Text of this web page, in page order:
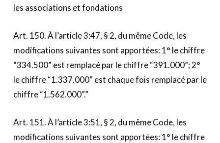
les associations et fondations
Art. 150. À l’article 3:47, § 2, du même Code, les
modifications suivantes sont apportées: 1° le chiffre
“334.500” est remplacé par le chiffre “391.000”; 2°
le chiffre “1.337.000” est chaque fois remplacé par le
chiffre “1.562.000”.”
Art. 151. À l’article 3:51, § 2, du même Code, les
modifications suivantes sont apportées: 1° le chiffre